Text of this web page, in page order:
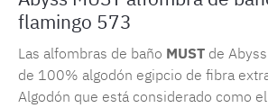
flamingo 573
Las alfombras de baño MUST de
de 100% algodón egipcio de fibra
Algodón que está considerado como